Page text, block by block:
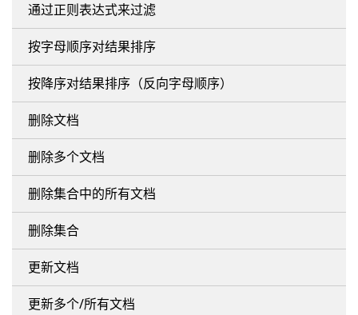
通过正则表达式来过滤
按字母顺序对结果排序
按降序对结果排序（反向字母顺序）
删除文档
删除多个文档
删除集合中的所有文档
删除集合
更新文档
更新多个/所有文档